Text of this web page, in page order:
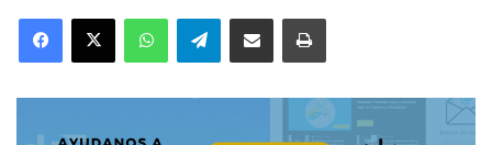
Telegram